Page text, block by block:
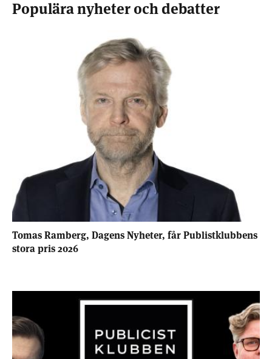
Populära nyheter och debatter
Tomas Ramberg, Dagens Nyheter, får Publistklubbens
stora pris 2026